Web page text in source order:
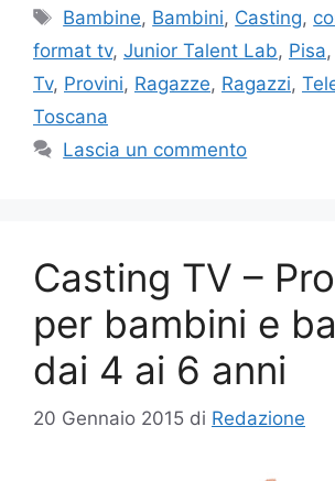
Tag
Bambine, Bambini, Casting,
format tv, Junior Talent Lab, Pisa,
Tv, Provini, Ragazze, Ragazzi,
Toscana
Lascia un commento
Casting TV –
per bambini e
dai 4 ai 6 anni
20 Gennaio 2015 di Redazione